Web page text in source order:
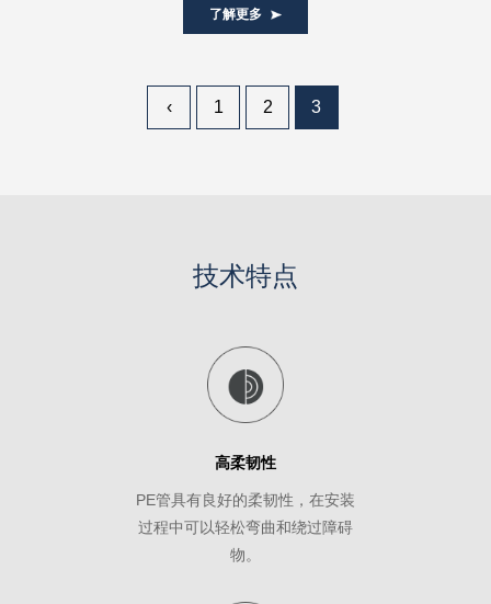
了解更多
‹ 1 2 3
技术特点
高柔韧性
PE管具有良好的柔韧性，在安装
过程中可以轻松弯曲和绕过障碍
物。